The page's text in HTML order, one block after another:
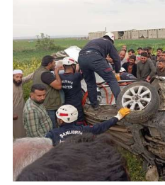
EKONOMİ
DÜNYA
MAGAZİN
GALERİ
VİDEO